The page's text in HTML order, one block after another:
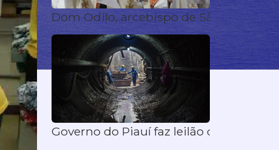
Dom Odilo, arcebispo de São Paulo,
Governo do Piauí faz leilão de